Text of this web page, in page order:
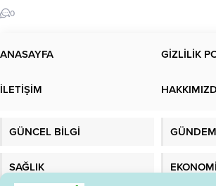
ve sağlık yararlarıyla dikkat çeken
bir mantar türüdür. Şapka kısmı
ismi almıştır. Etli yapısı, düşük
diyetlerin yıldızıdır. Besin profiline
0
ANASAYFA GİZLİLİK
İLETİŞİM
GÜNCEL BİLGİ GÜNDEM
SAĞLIK EKONOMİ